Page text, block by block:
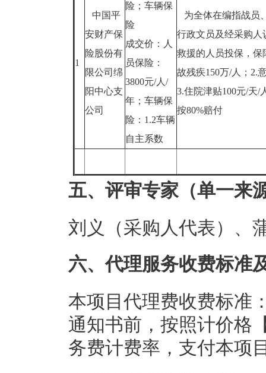
1
中国平
安财产保
险股份有
限公司绵
阳中心支
公司
险；车辆保
险
成交价：人
员保险：
3800元/人/
年；车辆保
险：1.2车辆
自主系数
为全体在编指战员
行政文员及经采购人
救援的人员投保，保
故残疾150万/人；2.
3.住院津贴100元/天/
按80%赔付
五、评审专家（单一来
刘义（采购人代表）、
六、代理服务收费标准
本项目代理费收费标准
通知书前，按照计价格
务费计费率，支付本项